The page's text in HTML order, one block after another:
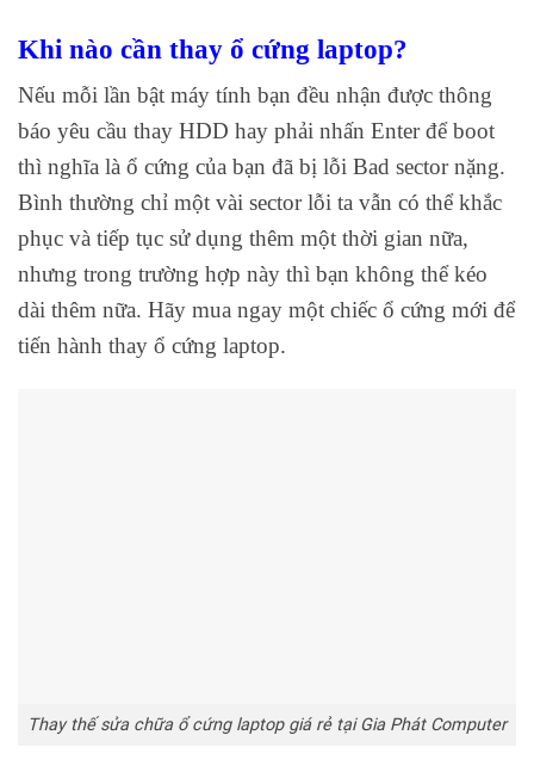
Khi nào cần thay ổ cứng laptop?
Nếu mỗi lần bật máy tính bạn đều nhận được thông
báo yêu cầu thay HDD hay phải nhấn Enter để boot
thì nghĩa là ổ cứng của bạn đã bị lỗi Bad sector nặng.
Bình thường chỉ một vài sector lỗi ta vẫn có thể khắc
phục và tiếp tục sử dụng thêm một thời gian nữa,
nhưng trong trường hợp này thì bạn không thể kéo
dài thêm nữa. Hãy mua ngay một chiếc ổ cứng mới để
tiến hành thay ổ cứng laptop.
Thay thế sửa chữa ổ cứng laptop giá rẻ tại Gia Phát Computer